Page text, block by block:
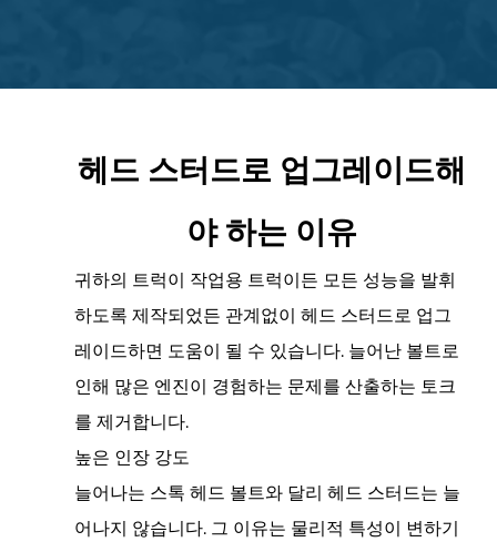
헤드 스터드로 업그레이드해
야 하는 이유
귀하의 트럭이 작업용 트럭이든 모든 성능을 발휘
하도록 제작되었든 관계없이 헤드 스터드로 업그
레이드하면 도움이 될 수 있습니다. 늘어난 볼트로
인해 많은 엔진이 경험하는 문제를 산출하는 토크
를 제거합니다.
높은 인장 강도
늘어나는 스톡 헤드 볼트와 달리 헤드 스터드는 늘
어나지 않습니다. 그 이유는 물리적 특성이 변하기